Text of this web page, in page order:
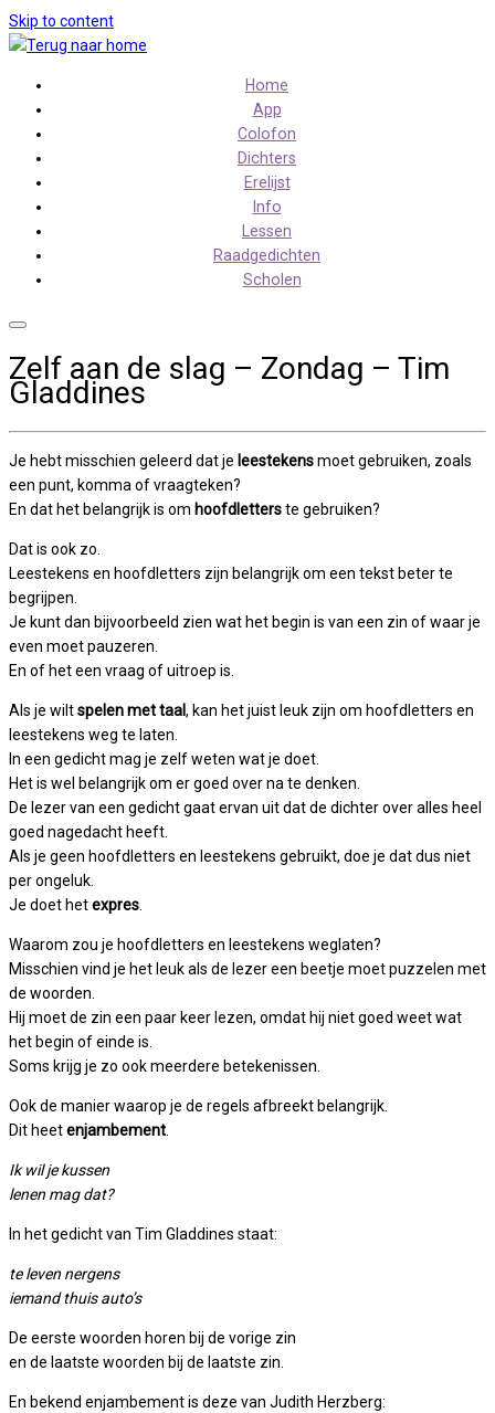
Skip to content
Home
App
Colofon
Dichters
Erelijst
Info
Lessen
Raadgedichten
Scholen
Zelf aan de slag – Zondag – Tim
Gladdines
Je hebt misschien geleerd dat je leestekensmoet gebruiken, zoals
een punt, komma of vraagteken?
En dat het belangrijk is om hoofdletterste gebruiken?
Dat is ook zo.
Leestekens en hoofdletters zijn belangrijk om een tekst beter te
begrijpen.
Je kunt dan bijvoorbeeld zien wat het begin is van een zin of waar je
even moet pauzeren.
En of het een vraag of uitroep is.
Als je wiltspelen met taal, kan het juist leuk zijn om hoofdletters en
leestekens weg te laten.
In een gedicht mag je zelf weten wat je doet.
Het is wel belangrijk om er goed over na te denken.
De lezer van een gedicht gaat ervan uit dat de dichter over alles heel
goed nagedacht heeft.
Als je geen hoofdletters en leestekens gebruikt, doe je dat dus niet
per ongeluk.
Je doet hetexpres.
Waarom zou je hoofdletters en leestekens weglaten?
Misschien vind je het leuk als de lezer een beetje moet puzzelen met
de woorden.
Hij moet de zin een paar keer lezen, omdat hij niet goed weet wat
het begin of einde is.
Soms krijg je zo ook meerdere betekenissen.
Ook de manier waarop je de regels afbreekt belangrijk.
Dit heetenjambement.
Ik wil je kussen
lenen mag dat?
In het gedicht van Tim Gladdines staat:
te leven nergens
iemand thuis auto’s
De eerste woorden horen bij de vorige zin
en de laatste woorden bij de laatste zin.
En bekend enjambement is deze van Judith Herzberg: